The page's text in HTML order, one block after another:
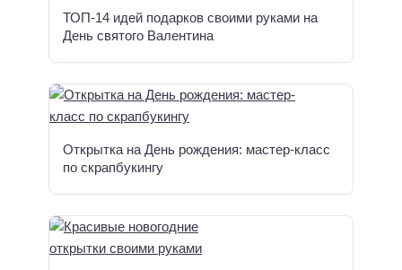
ТОП-14 идей подарков своими руками на
День святого Валентина
Открытка на День рождения: мастер-класс
по скрапбукингу